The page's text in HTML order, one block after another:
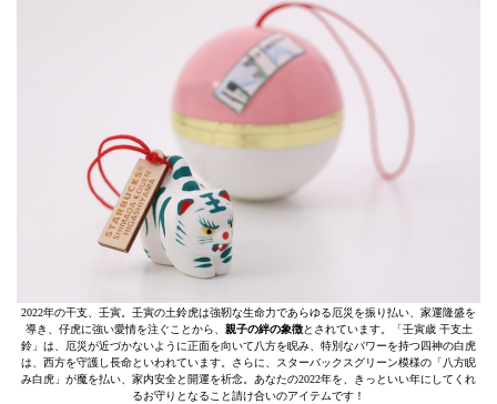
2022年の干支、壬寅。壬寅の土鈴虎は強靭な生命力であらゆる厄災を振り払い、家運隆盛を
導き、仔虎に強い愛情を注ぐことから、 親子の絆の象徴とされています。「壬寅歳 干支土
鈴」は、厄災が近づかないように正面を向いて八方を睨み、特別なパワーを持つ四神の白虎
は、西方を守護し長命といわれています。さらに、スターバックスグリーン模様の「八方睨
み白虎」が魔を払い、家内安全と開運を祈念。あなたの2022年を、きっといい年にしてくれ
るお守りとなること請け合いのアイテムです！